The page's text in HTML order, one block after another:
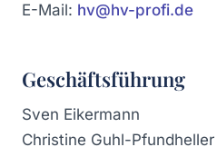
E-Mail: hv@hv-profi.de
Geschäftsführung
Sven Eikermann
Christine Guhl-Pfundheller